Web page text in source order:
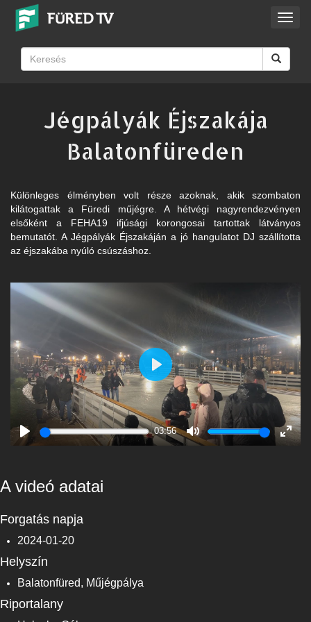
Jégpályák Éjszakája
Balatonfüreden
Különleges élményben volt része azoknak, akik szombaton
kilátogattak a Füredi műjégre. A hétvégi nagyrendezvényen
elsőként a FEHA19 ifjúsági korongosai tartottak látványos
bemutatót. A Jégpályák Éjszakáján a jó hangulatot DJ szállította
az éjszakába nyúló csúszáshoz.
Play
03:56
Mute
Enter
Play
A videó adatai
Forgatás napja
2024-01-20
Helyszín
Balatonfüred, Műjégpálya
Riportalany